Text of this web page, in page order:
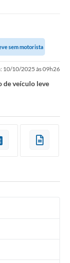
sem motorista
10/10/2025 às 09h26
de veículo leve